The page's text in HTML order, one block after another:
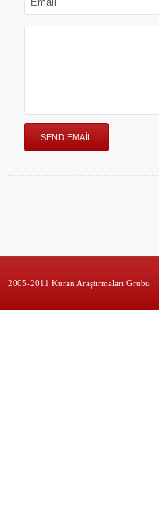
2005-2011 Kuran Araştırmaları Grubu